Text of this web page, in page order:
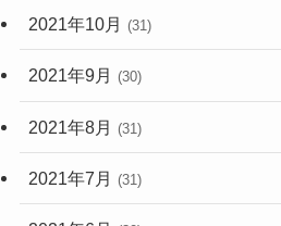
2021年10月 (31)
2021年9月 (30)
2021年8月 (31)
2021年7月 (31)